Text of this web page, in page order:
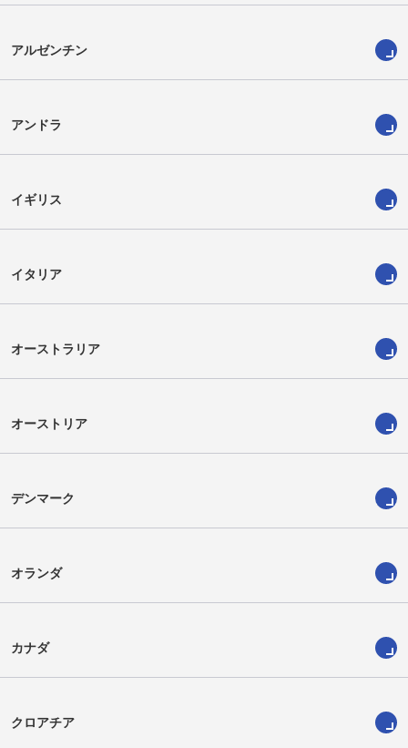
アルゼンチン
アンドラ
イギリス
イタリア
オーストラリア
オーストリア
デンマーク
オランダ
カナダ
クロアチア